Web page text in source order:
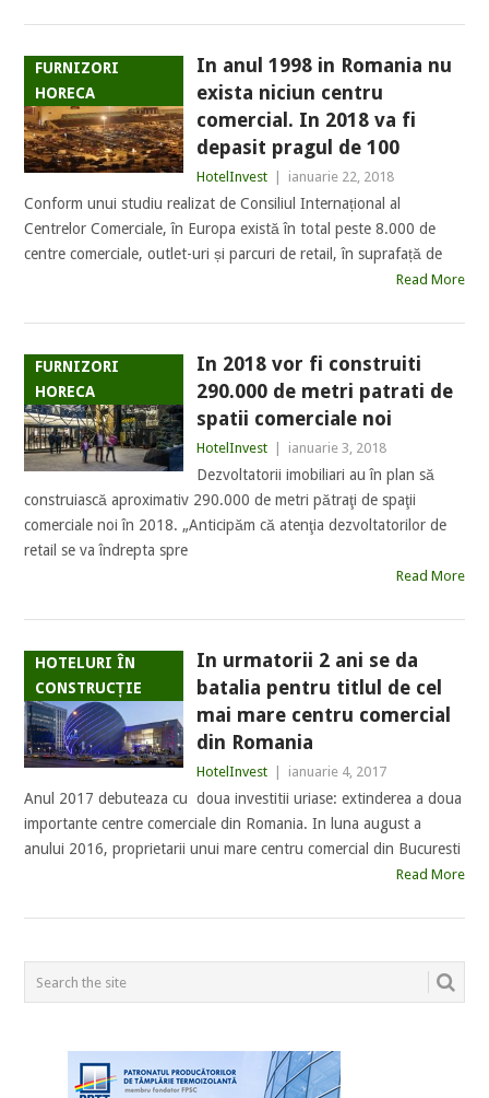
FURNIZORI
HORECA
In anul 1998 in Romania nu
exista niciun centru
comercial. In 2018 va fi
depasit pragul de 100
HotelInvest ianuarie 22, 2018
Conform unui studiu realizat de Consiliul Internațional al
Centrelor Comerciale, în Europa există în total peste 8.000 de
centre comerciale, outlet-uri și parcuri de retail, în suprafață de
Read More
FURNIZORI
HORECA
In 2018 vor fi construiti
290.000 de metri patrati de
spatii comerciale noi
HotelInvest ianuarie 3, 2018
Dezvoltatorii imobiliari au în plan să
construiască aproximativ 290.000 de metri pătraţi de spaţii
comerciale noi în 2018. „Anticipăm că atenţia dezvoltatorilor de
retail se va îndrepta spre
Read More
HOTELURI ÎN
CONSTRUCȚIE
In urmatorii 2 ani se da
batalia pentru titlul de cel
mai mare centru comercial
din Romania
HotelInvest ianuarie 4, 2017
Anul 2017 debuteaza cu doua investitii uriase: extinderea a doua
importante centre comerciale din Romania. In luna august a
anului 2016, proprietarii unui mare centru comercial din Bucuresti
Read More
POSTS
NAVIGATION